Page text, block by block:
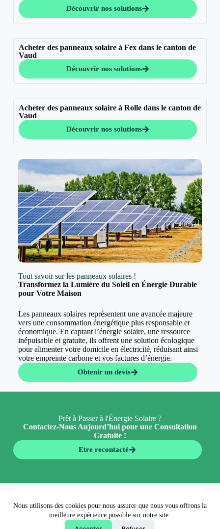
Nous utilisons des cookies pour nous assurer que nous vous offrons la
meilleure expérience possible sur notre site.
Découvrir nos solutions
Acheter des panneaux solaire à Fex dans le canton de
Vaud
Découvrir nos solutions
Acheter des panneaux solaire à Rolle dans le canton de
Vaud
Découvrir nos solutions
Tout savoir sur les panneaux solaires !
Transformez la Lumière du Soleil en Énergie Durable
pour Votre Maison
Les panneaux solaires représentent une avancée majeure
vers une consommation énergétique plus responsable et
économique. En captant l’énergie solaire, une ressource
inépuisable et gratuite, ils offrent une solution écologique
pour alimenter votre domicile en électricité, réduisant ainsi
votre empreinte carbone et vos factures d’énergie.
Obtenir un devis
Prêt à Passer à l'Énergie Solaire ?
Contactez-Nous Aujourd’hui pour une Consultation
Gratuite !
Etre recontacté
Obtenir un devis